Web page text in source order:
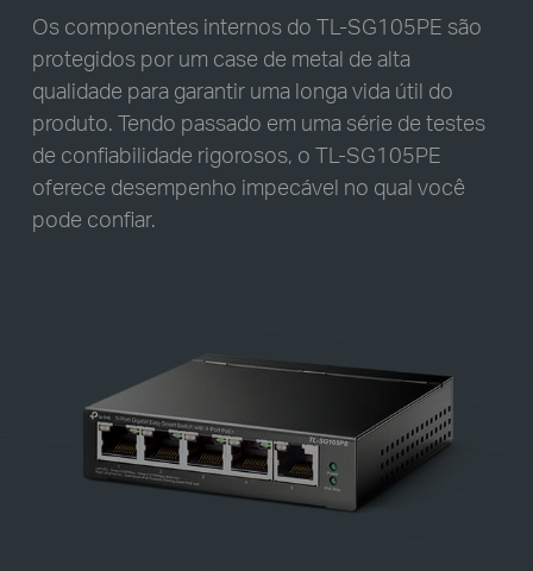
Os componentes internos do TL-SG105PE são
protegidos por um case de metal de alta
qualidade para garantir uma longa vida útil do
produto. Tendo passado em uma série de testes
de confiabilidade rigorosos, o TL-SG105PE
oferece desempenho impecável no qual você
pode confiar.